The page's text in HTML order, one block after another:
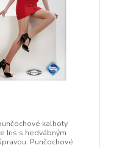
kalhoty
Iris s hedvábným
Punčochové